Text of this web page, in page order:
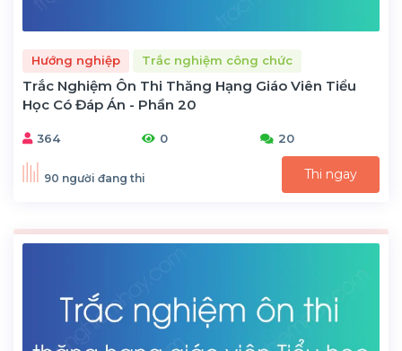
Hướng nghiệp Trắc nghiệm công chức
Trắc Nghiệm Ôn Thi Thăng Hạng Giáo Viên Tiểu
Học Có Đáp Án - Phần 20
364 0 20
90 người đang thi Thi ngay